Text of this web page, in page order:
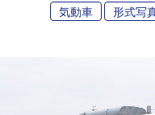
気動車 形式写